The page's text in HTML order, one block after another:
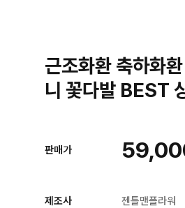
근조화환 축하화
니 꽃다발 BEST
판매가
제조사 젠틀맨플라워